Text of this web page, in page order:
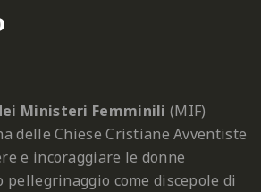
Ministeri Femminili (MIF)
delle Chiese Cristiane Avventiste
e incoraggiare le donne
come discepole di